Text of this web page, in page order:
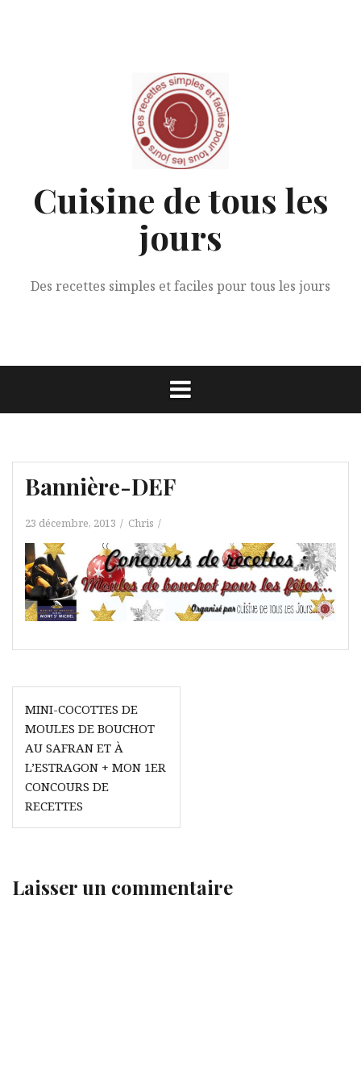
Cuisine de tous les
jours
Des recettes simples et faciles pour tous les jours
Bannière-DEF
23 décembre, 2013 Chris
Navigation
de
l’article
MINI-COCOTTES DE
MOULES DE BOUCHOT
AU SAFRAN ET À
L’ESTRAGON + MON 1ER
CONCOURS DE
RECETTES
Laisser un commentaire